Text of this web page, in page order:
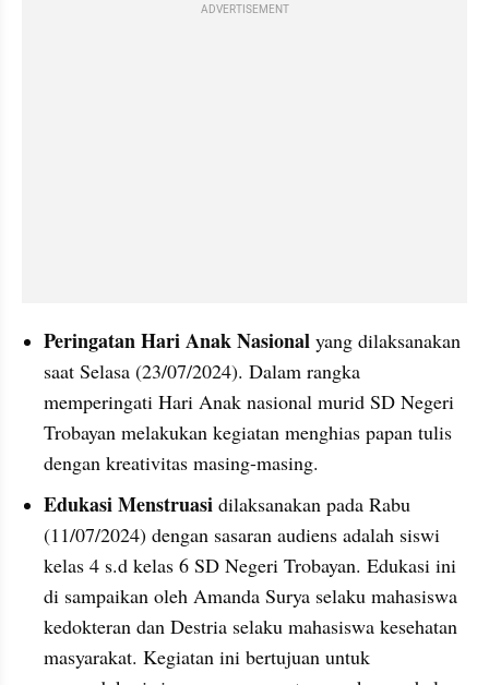
ADVERTISEMENT
Peringatan Hari Anak Nasional yang dilaksanakan
saat Selasa (23/07/2024). Dalam rangka
memperingati Hari Anak nasional murid SD Negeri
Trobayan melakukan kegiatan menghias papan tulis
dengan kreativitas masing-masing.
Edukasi Menstruasi dilaksanakan pada Rabu
(11/07/2024) dengan sasaran audiens adalah siswi
kelas 4 s.d kelas 6 SD Negeri Trobayan. Edukasi ini
di sampaikan oleh Amanda Surya selaku mahasiswa
kedokteran dan Destria selaku mahasiswa kesehatan
masyarakat. Kegiatan ini bertujuan untuk